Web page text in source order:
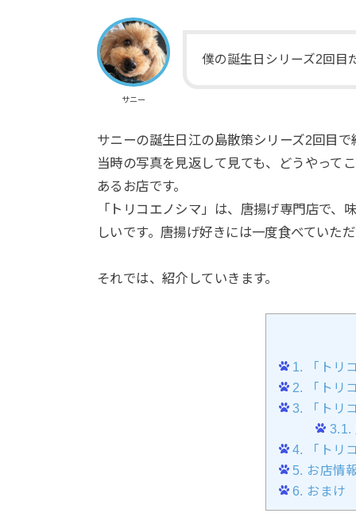
サニー
僕の誕生日シリーズ2回目
サニーの誕生日江の島散策シリーズ2回目
当時の写真を見返して見ても、どうやって
あるお店です。
「トリコエノシマ」は、唐揚げ専門店で
しいです。唐揚げ好きには一度食べていただ
それでは、紹介していきます。
1.
「トリ
2.
「トリ
3.
「トリ
3.1.
4.
「トリ
5. お店情
6. おまけ